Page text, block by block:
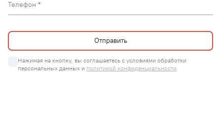
Телефон
Нажимая на кнопку, вы соглашаетесь с условиями обработки
персональных данных и политикой конфиденциальности